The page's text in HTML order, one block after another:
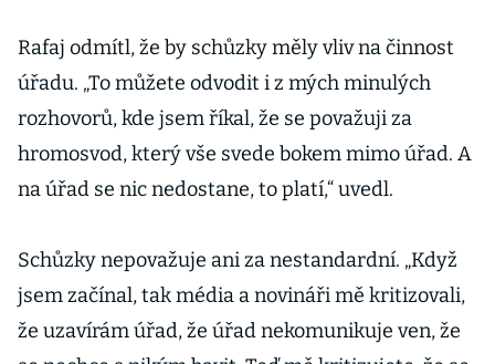
šéf ÚOHS Rafaj
Rafaj odmítl, že by schůzky měly vliv na činnost
úřadu. „To můžete odvodit i z mých minulých
rozhovorů, kde jsem říkal, že se považuji za
hromosvod, který vše svede bokem mimo úřad. A
na úřad se nic nedostane, to platí,“ uvedl.
Schůzky nepovažuje ani za nestandardní. „Když
jsem začínal, tak média a novináři mě kritizovali,
že uzavírám úřad, že úřad nekomunikuje ven, že